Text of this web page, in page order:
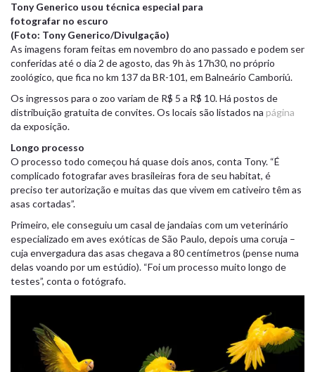
Tony Generico usou técnica especial para
fotografar no escuro
(Foto: Tony Generico/Divulgação)
As imagens foram feitas em novembro do ano passado e podem ser
conferidas até o dia 2 de agosto, das 9h às 17h30, no próprio
zoológico, que fica no km 137 da BR-101, em Balneário Camboriú.
Os ingressos para o zoo variam de R$ 5 a R$ 10. Há postos de
distribuição gratuita de convites. Os locais são listados na página
da exposição.
Longo processo
O processo todo começou há quase dois anos, conta Tony. “É
complicado fotografar aves brasileiras fora de seu habitat, é
preciso ter autorização e muitas das que vivem em cativeiro têm as
asas cortadas”.
Primeiro, ele conseguiu um casal de jandaias com um veterinário
especializado em aves exóticas de São Paulo, depois uma coruja –
cuja envergadura das asas chegava a 80 centímetros (pense numa
delas voando por um estúdio). “Foi um processo muito longo de
testes”, conta o fotógrafo.